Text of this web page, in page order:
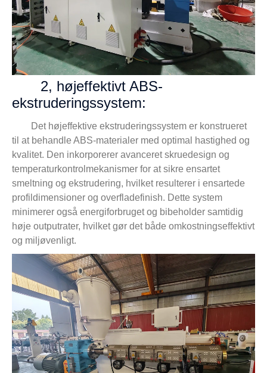
2, højeffektivt ABS-
ekstruderingssystem:
Det højeffektive ekstruderingssystem er konstrueret
til at behandle ABS-materialer med optimal hastighed og
kvalitet. Den inkorporerer avanceret skruedesign og
temperaturkontrolmekanismer for at sikre ensartet
smeltning og ekstrudering, hvilket resulterer i ensartede
profildimensioner og overfladefinish. Dette system
minimerer også energiforbruget og bibeholder samtidig
høje outputrater, hvilket gør det både omkostningseffektivt
og miljøvenligt.